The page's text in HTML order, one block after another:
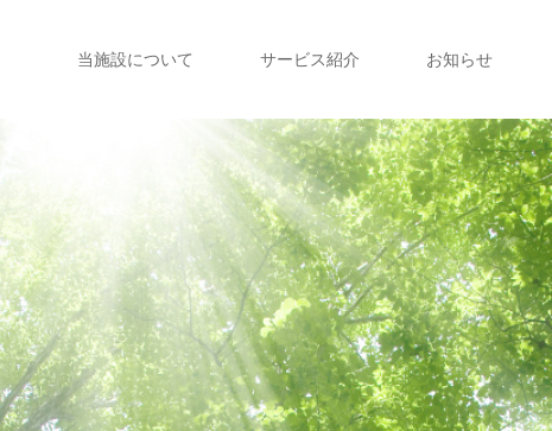
当施設について サービス紹介 お知らせ